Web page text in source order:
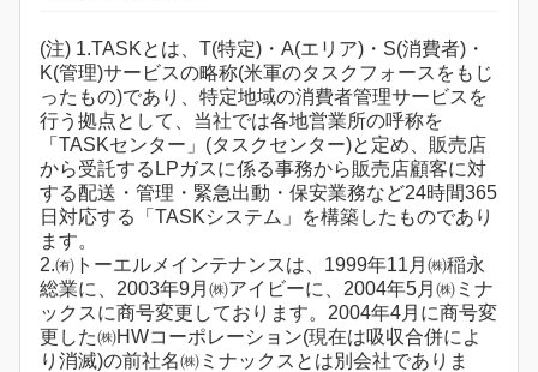
(注) 1.TASKとは、T(特定)・A(エリア)・S(消費者)・
K(管理)サービスの略称(米軍のタスクフォースをもじ
ったもの)であり、特定地域の消費者管理サービスを
行う拠点として、当社では各地営業所の呼称を
「TASKセンター」(タスクセンター)と定め、販売店
から受託するLPガスに係る事務から販売店顧客に対
する配送・管理・緊急出動・保安業務など24時間365
日対応する「TASKシステム」を構築したものであり
ます。
2.㈲トーエルメインテナンスは、1999年11月㈱稲永
総業に、2003年9月㈱アイビーに、2004年5月㈱ミナ
ックスに商号変更しております。2004年4月に商号変
更した㈱HWコーポレーション(現在は吸収合併によ
り消滅)の前社名㈱ミナックスとは別会社でありま